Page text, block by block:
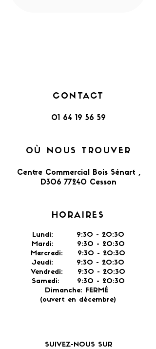
CONTACT
01 64 19 56 59
OÙ NOUS TROUVER
Centre Commercial Bois Sénart ,
D306 77240 Cesson​
HORAIRES
Lundi: 9:30 - 20:30
Mardi: 9:30 - 20:30
Mercredi: 9:30 - 20:30
Jeudi: 9:30 - 20:30
Vendredi: 9:30 - 20:30
Samedi: 9:30 - 20:30
Dimanche: FERMÉ
(ouvert en décembre)
SUIVEZ-NOUS SUR